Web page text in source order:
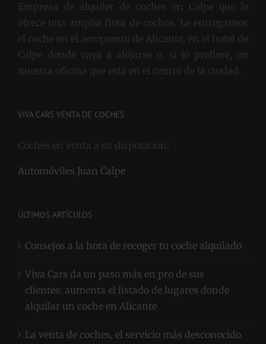
Empresa de alquiler de coches en Calpe que le
ofrece una amplia flota de coches. Le entregamos
el coche en el aeropuerto de Alicante, en el hotel de
Calpe donde vaya a alojarse o, si lo prefiere, en
nuestra oficina que está en el centro de la ciudad.
VIVA CARS VENTA DE COCHES
Coches en venta a su disposición:
Automóviles Juan Calpe
ÚLTIMOS ARTÍCULOS
Consejos a la hora de recoger tu coche alquilado
Viva Cars da un paso más en pro de sus
clientes: aumenta el listado de lugares donde
alquilar un coche en Alicante
La venta de coches, el servicio más desconocido